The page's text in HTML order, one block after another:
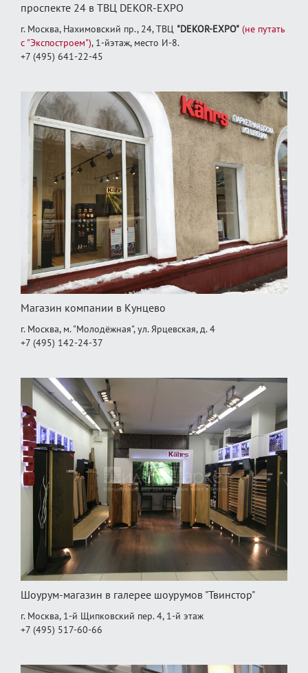
проспекте 24 в ТВЦ DEKOR-EXPO
г. Москва, Нахимовский пр., 24, ТВЦ "DEKOR-EXPO" (не путать
с "Экспостроем"), 1‑йэтаж, место И‑8.
+7 (495) 641-22-45
Магазин компании в Кунцево
г. Москва, м. "Молодёжная", ул. Ярцевская, д. 4
+7 (495) 142-24-37
Шоурум-магазин в галерее шоурумов "Твинстор"
г. Москва, 1-й Щипковский пер. 4, 1‑й этаж
+7 (495) 517-60-66